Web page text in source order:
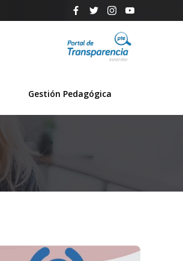
Gestión Pedagógica